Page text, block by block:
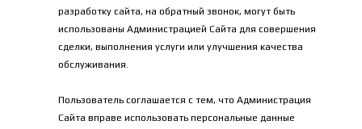
разработку сайта, на обратный звонок, могут быть
использованы Администрацией Сайта для совершения
сделки, выполнения услуги или улучшения качества
обслуживания.
Пользователь соглашается с тем, что Администрация
Сайта вправе использовать персональные данные